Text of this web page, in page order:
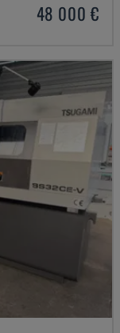
48 000 €